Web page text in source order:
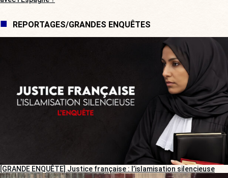
REPORTAGES/GRANDES ENQUÊTES
[GRANDE ENQUÊTE] Justice française : l’islamisation silencieuse